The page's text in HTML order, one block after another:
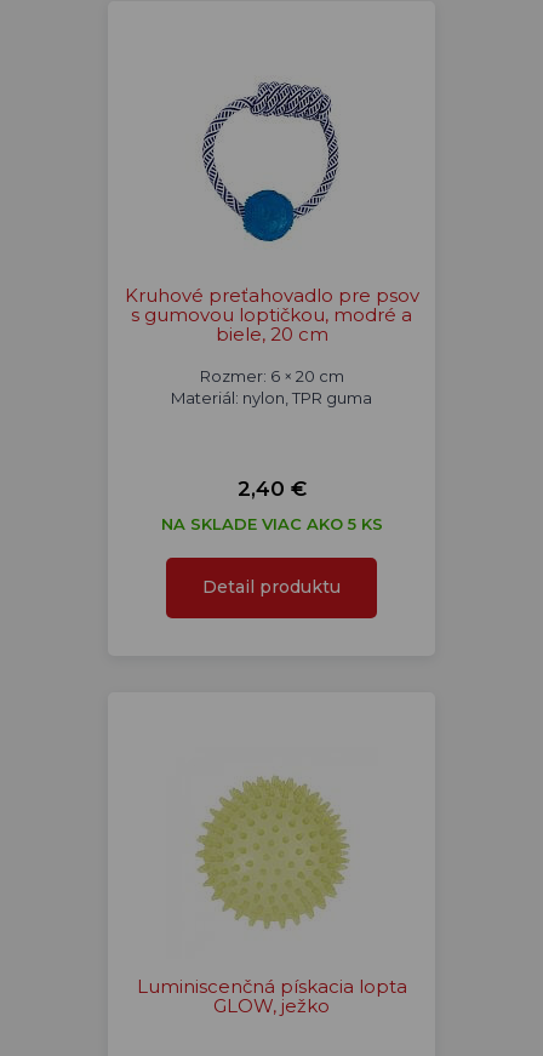
Kruhové preťahovadlo pre psov
s gumovou loptičkou, modré a
biele, 20 cm
Rozmer: 6 × 20 cm
Materiál: nylon, TPR guma
2,40 €
NA SKLADE VIAC AKO 5 KS
Detail produktu
Luminiscenčná pískacia lopta
GLOW, ježko